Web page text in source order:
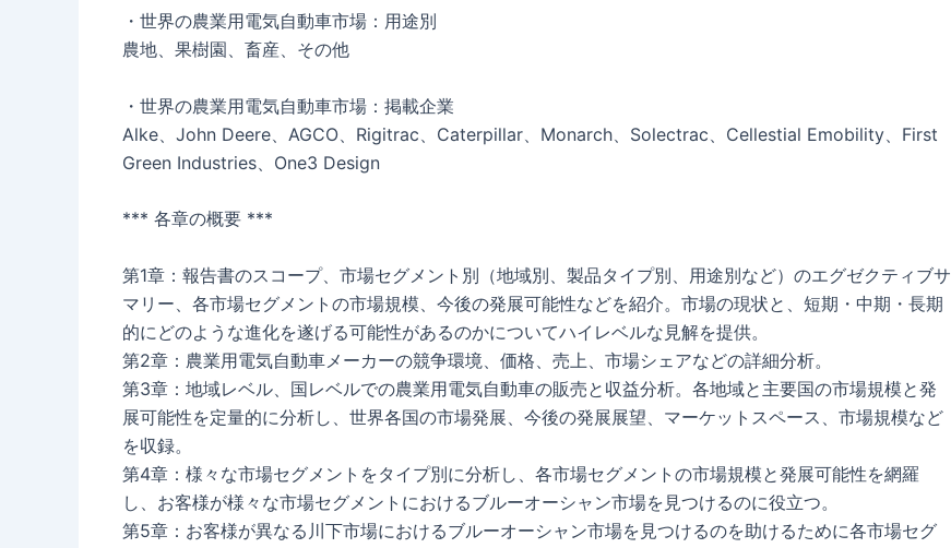
・世界の農業用電気自動車市場：用途別
農地、果樹園、畜産、その他
・世界の農業用電気自動車市場：掲載企業
Alke、John Deere、AGCO、Rigitrac、Caterpillar、Monarch、Solectrac、Cellestial Emobility、First
Green Industries、One3 Design
*** 各章の概要 ***
第1章：報告書のスコープ、市場セグメント別（地域別、製品タイプ別、用途別など）のエグゼクティブサ
マリー、各市場セグメントの市場規模、今後の発展可能性などを紹介。市場の現状と、短期・中期・長期
的にどのような進化を遂げる可能性があるのかについてハイレベルな見解を提供。
第2章：農業用電気自動車メーカーの競争環境、価格、売上、市場シェアなどの詳細分析。
第3章：地域レベル、国レベルでの農業用電気自動車の販売と収益分析。各地域と主要国の市場規模と発
展可能性を定量的に分析し、世界各国の市場発展、今後の発展展望、マーケットスペース、市場規模など
を収録。
第4章：様々な市場セグメントをタイプ別に分析し、各市場セグメントの市場規模と発展可能性を網羅
し、お客様が様々な市場セグメントにおけるブルーオーシャン市場を見つけるのに役立つ。
第5章：お客様が異なる川下市場におけるブルーオーシャン市場を見つけるのを助けるために各市場セグ